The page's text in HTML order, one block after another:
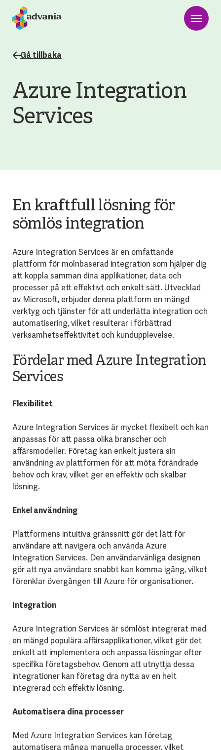
Gå tillbaka
Azure Integration
Services
En kraftfull lösning för
sömlös integration
Azure Integration Services är en omfattande
plattform för molnbaserad integration som hjälper dig
att koppla samman dina applikationer, data och
processer på ett effektivt och enkelt sätt. Utvecklad
av Microsoft, erbjuder denna plattform en mängd
verktyg och tjänster för att underlätta integration och
automatisering, vilket resulterar i förbättrad
verksamhetseffektivitet och kundupplevelse.
Fördelar med Azure Integration
Services
Flexibilitet
Azure Integration Services är mycket flexibelt och kan
anpassas för att passa olika branscher och
affärsmodeller. Företag kan enkelt justera sin
användning av plattformen för att möta förändrade
behov och krav, vilket ger en effektiv och skalbar
lösning.
Enkel användning
Plattformens intuitiva gränssnitt gör det lätt för
användare att navigera och använda Azure
Integration Services. Den användarvänliga designen
gör att nya användare snabbt kan komma igång, vilket
förenklar övergången till Azure för organisationer.
Integration
Azure Integration Services är sömlöst integrerat med
en mängd populära affärsapplikationer, vilket gör det
enkelt att implementera och anpassa lösningar efter
specifika företagsbehov. Genom att utnyttja dessa
integrationer kan företag dra nytta av en helt
integrerad och effektiv lösning.
Automatisera dina processer
Med Azure Integration Services kan företag
automatisera många manuella processer, vilket